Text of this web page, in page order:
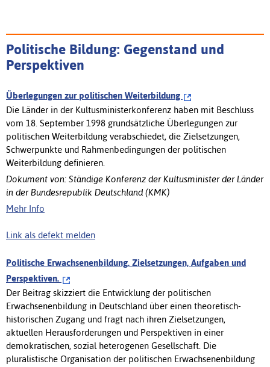
Politische Bildung: Gegenstand und
Perspektiven
Überlegungen zur politischen Weiterbildung
Die Länder in der Kultusministerkonferenz haben mit Beschluss
vom 18. September 1998 grundsätzliche Überlegungen zur
politischen Weiterbildung verabschiedet, die Zielsetzungen,
Schwerpunkte und Rahmenbedingungen der politischen
Weiterbildung definieren.
Dokument von: Ständige Konferenz der Kultusminister der Länder
in der Bundesrepublik Deutschland (KMK)
Mehr Info
Link als defekt melden
Politische Erwachsenenbildung. Zielsetzungen, Aufgaben und
Perspektiven.
Der Beitrag skizziert die Entwicklung der politischen
Erwachsenenbildung in Deutschland über einen theoretisch-
historischen Zugang und fragt nach ihren Zielsetzungen,
aktuellen Herausforderungen und Perspektiven in einer
demokratischen, sozial heterogenen Gesellschaft. Die
pluralistische Organisation der politischen Erwachsenenbildung